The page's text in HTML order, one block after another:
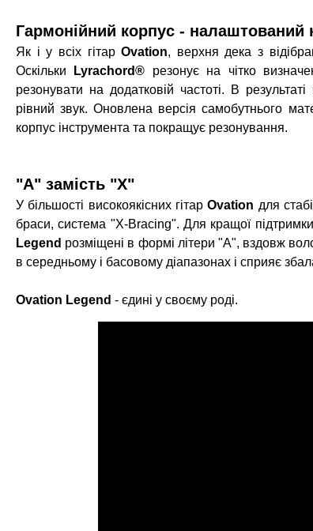
Гармонійний корпус - налаштований
Як і у всіх гітарOvation, верхня дека з
Оскільки Lyrachord® резонує на чітко
резонувати на додатковій частоті. В
рівний звук.Оновлена версія самобутнього
корпус інструмента та покращує резонування.
"A" замість "X"
У більшості високоякісних гітарOvation для
браси, система "Х-Bracing". Для кращої підтримки
Legend розміщені в формі літери "А", вздовж
в середньому і басовому діапазонах і сприяє
Ovation Legend - єдині у своєму роді.